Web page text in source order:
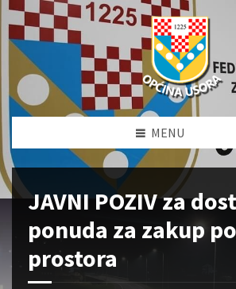
MENU
JAVNI POZIV za
ponuda za zakup
prostora